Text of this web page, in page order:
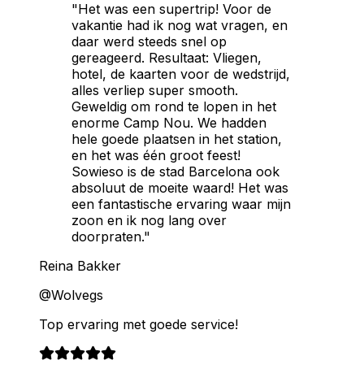
"Het was een supertrip! Voor de
vakantie had ik nog wat vragen, en
daar werd steeds snel op
gereageerd. Resultaat: Vliegen,
hotel, de kaarten voor de wedstrijd,
alles verliep super smooth.
Geweldig om rond te lopen in het
enorme Camp Nou. We hadden
hele goede plaatsen in het station,
en het was één groot feest!
Sowieso is de stad Barcelona ook
absoluut de moeite waard! Het was
een fantastische ervaring waar mijn
zoon en ik nog lang over
doorpraten."
Reina Bakker
@Wolvegs
Top ervaring met goede service!